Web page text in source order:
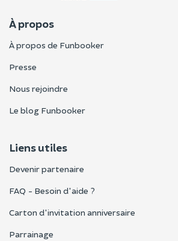
À propos
À propos de Funbooker
Presse
Nous rejoindre
Le blog Funbooker
Liens utiles
Devenir partenaire
FAQ - Besoin d'aide ?
Carton d'invitation anniversaire
Parrainage